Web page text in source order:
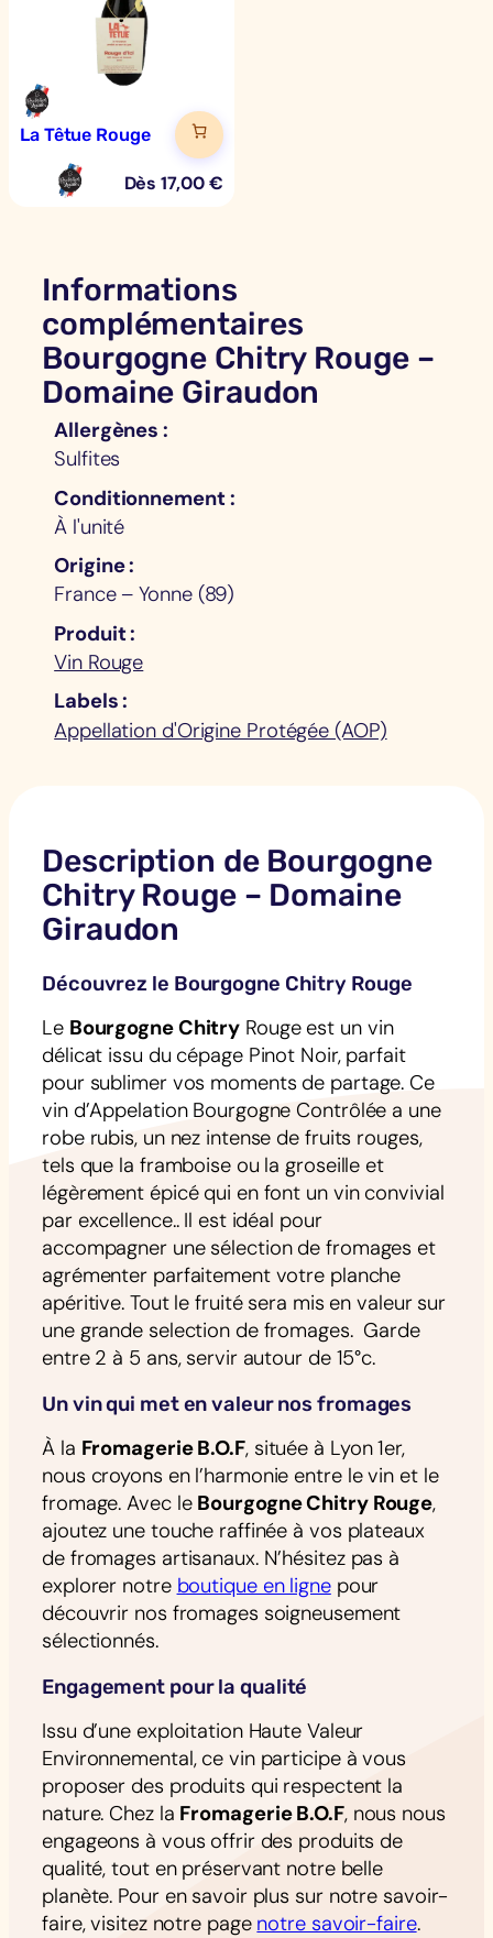
La Têtue Rouge
Dès17,00€
Informations
complémentaires
Bourgogne Chitry Rouge –
Domaine Giraudon
Allergènes
Sulfites
Conditionnement
À l'unité
Origine
France – Yonne (89)
Produit
Vin Rouge
Labels
Appellation d'Origine Protégée (AOP)
Description de Bourgogne
Chitry Rouge – Domaine
Giraudon
Découvrez le Bourgogne Chitry Rouge
Le Bourgogne Chitry Rouge est un vin
délicat issu du cépage Pinot Noir, parfait
pour sublimer vos moments de partage. Ce
vin d’Appelation Bourgogne Contrôlée a une
robe rubis, un nez intense de fruits rouges,
tels que la framboise ou la groseille et
légèrement épicé qui en font un vin convivial
par excellence.. Il est idéal pour
accompagner une sélection de fromages et
agrémenter parfaitement votre planche
apéritive. Tout le fruité sera mis en valeur sur
une grande selection de fromages. Garde
entre 2 à 5 ans, servir autour de 15°c.
Un vin qui met en valeur nos fromages
À la Fromagerie B.O.F, située à Lyon 1er,
nous croyons en l’harmonie entre le vin et le
fromage. Avec le Bourgogne Chitry Rouge,
ajoutez une touche raffinée à vos plateaux
de fromages artisanaux. N’hésitez pas à
explorer notre boutique en lignepour
découvrir nos fromages soigneusement
sélectionnés.
Engagement pour la qualité
Issu d’une exploitation Haute Valeur
Environnemental, ce vin participe à vous
proposer des produits qui respectent la
nature. Chez la Fromagerie B.O.F, nous nous
engageons à vous offrir des produits de
qualité, tout en préservant notre belle
planète. Pour en savoir plus sur notre savoir-
faire, visitez notre page notre savoir-faire.